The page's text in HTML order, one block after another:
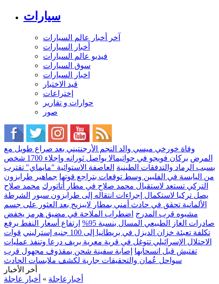
سيارات
آخر أخبار عالم السيارات
أخبار السيارات
فيديو عالم السيارات
سوق السيارات
اخبار السيارات
قيد الاختبار
إختراعات
حوارات و تقارير
صور
وفاة خورخي ميسي والد النجم الأرجنتيني بعد صراع طويل مع
المرض
بركان فويجو في جواتيمالا يواصل ثورانه وإجلاء 1700 شخص
بسبب الرماد والتدفقات الطينية العاصفة الاستوائية "مايماي" تقترب
من اليابسة في الفلبين وسط توقعات بتراجع قوتها جماهير طرابزون
التركي تستعد لاستقبال محمد صلاح في مطار أتاتورك محمد صلاح
يصل تركيا لاستكمال إجراءات انتقاله إلى طرابزون سبور
الشرطة
الألمانية تحقق في حادث أمني بمطار لايبزيج بعد العثور على جسم
مشبوه قرب المدرج اضطراب الملاحة في مضيق هرمز يخفض
صادرات الغاز الطبيعي المسال بنسبة 95%
ارتفاع أسعار النفط يرفع
تكلفة تعبئة خزان الديزل في بريطانيا إلى 100 جنيه إسترليني
قوات
الاحتلال الإسرائيلي تتوغل في قرية معرية بريف درعا وتنفذ عمليات
تفتيش قبل انسحابها إصابة سفينة شحن بمقذوف مجهول قرب
سواحل عُمان والتحقيقات جارية لكشف ملابسات الحادث
أخر الأخبار
أخبارعاجلة » أخبار عاجلة